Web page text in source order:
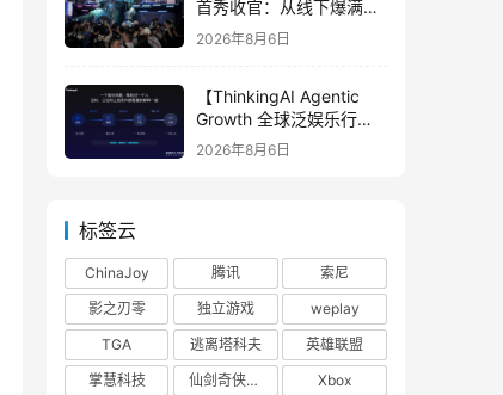
首秀收官：从线下爆满看
见玩家的真实期待
2026年8月6日
【ThinkingAI Agentic
Growth 全球泛娱乐行业
峰会】Agent 时代，人到
2026年8月6日
标签云
ChinaJoy 腾讯
索尼
影之刃零
独立游戏
weplay
TGA
逃离塔科夫
英雄联盟
掌慧科技
仙剑奇侠传四
Xbox